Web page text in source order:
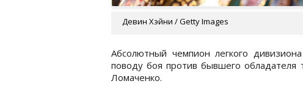
Девин Хэйни / Getty Images
Абсолютный чемпион легкого
поводу боя против бывшего обладателя
Ломаченко.